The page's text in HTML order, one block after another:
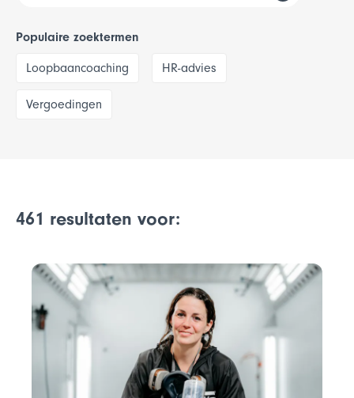
Populaire zoektermen
Loopbaancoaching HR-advies
Vergoedingen
461 resultaten voor: